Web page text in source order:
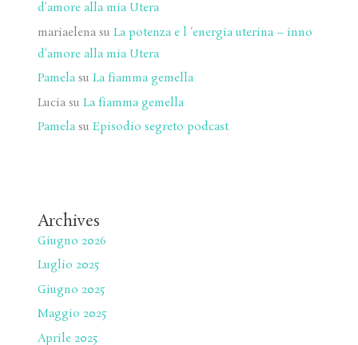
d’amore alla mia Utera
mariaelena suLa potenza e l ‘energia uterina – inno
d’amore alla mia Utera
Pamela suLa fiamma gemella
Lucia suLa fiamma gemella
Pamela suEpisodio segreto podcast
Archives
Giugno 2026
Luglio 2025
Giugno 2025
Maggio 2025
Aprile 2025